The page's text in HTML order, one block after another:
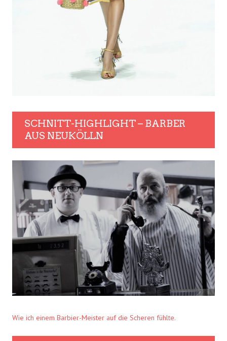
SCHNITT-HIGHLIGHT – BARBER
AUS NEUKÖLLN
Wie ich einem Barbier-Meister auf die Scheren fühlte.